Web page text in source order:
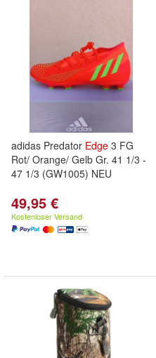
adidas Predator Edge 3 FG
Rot/ Orange/ Gelb Gr. 41 1/3 -
47 1/3 (GW1005) NEU
49,95 €
Kostenloser Versand